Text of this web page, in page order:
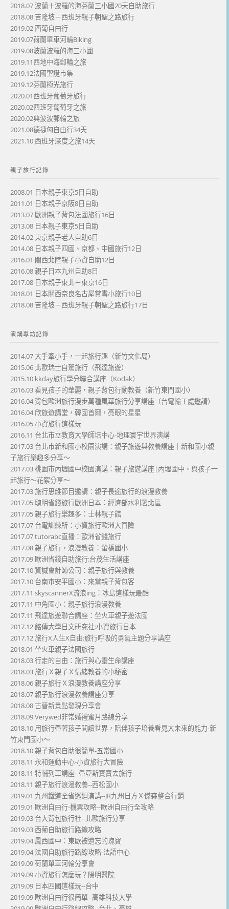
2018.07 波蘭＋波羅的海芬蘭三小國20天自助旅行
2018.08 吉隆坡＋西班牙親子朝聖之路旅行
2019.02 西葡自由行
2019.07荷蘭單車河輪Biking
2019.08波蘭波羅的海三小國
2019.11西地中海郵輪之旅
2019.12法國聖誕市集
2019.12芬蘭極光旅行
2020.01西班牙葡萄牙旅行
2020.02西班牙葡萄牙之旅
2020.02典波波郵輪之旅
2021.08德捷匈自由行34天
2021.10 西班牙深度之旅14天
親子旅行記錄
2008.01 日本親子東京5日自助
2011.01 日本親子京阪8日自助
2013.07 歐洲親子背包法國旅行16日
2013.08 日本親子東京5日自助
2014.02 東京親子老人自助6日
2014.08 日本親子四國、京都、中國旅行12日
2016.01 關西北陸親子小資自助12日
2016.08 親子日本九州自助8日
2017.08 日本親子東北＋東京16日
2018.01 日本關西奈良名古屋賞雪小旅行10日
2018.08 吉隆坡＋西班牙親子朝聖之路旅行17日
演講專訪記錄
2014.07 大手牽小手，一起旅行趣（新竹文化局）
2015.06 北歐瑞士自駕旅行（飛達旅遊）
2015.10 kkday旅行學分聯合講座（Kodak）
2016.03 看見孩子的華麗，親子背包行動教養（新竹東門國小）
2016.04 背包歐洲旅行漫步萬種風華旅行分享講座（台電輸工處邀請）
2016.04 欣旅遊講堂，韓國首爾，亮眼的星星
2016.05 小資旅行這樣玩
2016.11 台北市立教育大學師培中心-地理寰宇世界演講
2017.03 台北市新和國小校園演講：親子旅遊與教養講座｜新和國小親
子旅行樂趣多分享～
2017.03 桃園市內壢國中校園演講：親子旅遊講座|內壢國中・與孩子一
起旅行～花絮分享～
2017.03 旅行思維節目邀請：親子長途旅行的浪漫教養
2017.05 聰明省錢旅行歐洲日本：經濟部水利署北區
2017.05 親子旅行樂趣多：士林親子館
2017.07 台電訓練所：小資旅行歐洲大冒險
2017.07 tutorabc直播：歐洲省錢旅行
2017.08 親子旅行，浪漫教養：螢橋國小
2017.09 歐洲省錢自助旅行:台茂生活講座
2017.10 資誠會計師公司：親子旅行與教養
2017.10 台南市安平國小：來當親子背包客
2017.11 skyscannerX流浪ing：冰島這樣玩最酷
2017.11 中角國小：親子旅行浪漫教養
2017.11 飛達旅遊聯合講座：坐火車親子遊法國
2017.12 銘傳大學日文研究社:小資旅行日本
2017.12 旅行X人生X自由:旅行呼吸的勇氣主題分享講座
2018.01 坐火車親子法國旅行
2018.03 行走的自由：旅行與心靈生命講座
2018.03 旅行Ｘ親子Ｘ情緒教養的小秘密
2018.06 親子旅行Ｘ浪漫教養講座分享
2018.07 親子旅行浪漫教養講座分享
2018.08 古晉新景點發現分享會
2018.09 Verywed非常婚禮蜜月路線分享
2018.10 用旅行帶著孩子閱讀世界，陪伴孩子培養看見大未來的能力-新
竹東門國小～
2018.10 親子背包自助很簡單-五常國小
2018.11 永和運動中心-小資旅行大冒險
2018.11 特輔列車講座--帶亞斯寶寶去旅行
2018.11 親子旅行浪漫教養--西松國小
2019.01 九州鐵道全省巡迴演講--JR九州日方Ｘ傑森整合行銷
2019.01 歐洲自由行-機票攻略--歐洲自由行全攻略
2019.03 台大背包旅行社--北歐旅行分享
2019.03 西葡自助旅行路線攻略
2019.04 鳳西國中：東歐被遺忘的瑰寶
2019.04 法國自助旅行路線攻略-法語中心
2019.09 荷蘭單車河輪分享會
2019.09 小資旅行怎麼玩？陽明醫院
2019.09 日本四國這樣玩--台中
2019.09 歐洲自由行很簡單--高雄科技大學